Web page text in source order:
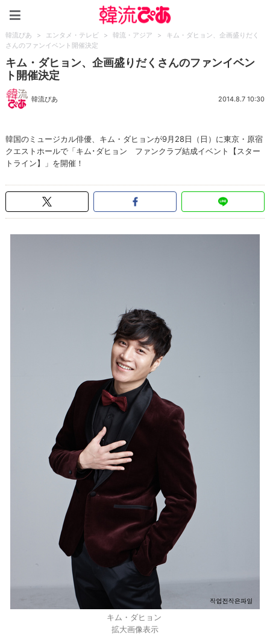
韓流ぴあ > エンタメ・テレビ > 韓流・アジア >
キム・ダヒョン、企画盛りだく
さんのファンイベント開催決定
キム・ダヒョン、企画盛りだくさんのファンイベン
ト開催決定
韓流ぴあ 2014.8.7 10:30
韓国のミュージカル俳優、キム・ダヒョンが9月28日（日）に東京・原宿
クエストホールで「キム･ダヒョン ファンクラブ結成イベント【スター
トライン】」を開催！
キム・ダヒョン
拡大画像表示